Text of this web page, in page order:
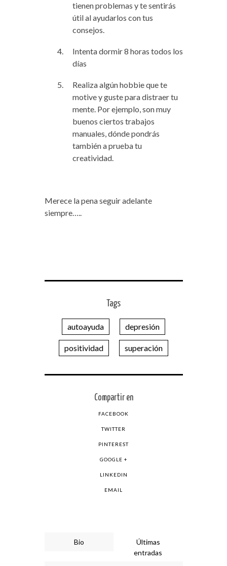
tienen problemas y te sentirás
útil al ayudarlos con tus
consejos.
Intenta dormir 8 horas todos los
días
Realiza algún hobbie que te
motive y guste para distraer tu
mente. Por ejemplo, son muy
buenos ciertos trabajos
manuales, dónde pondrás
también a prueba tu
creatividad.
Merece la pena seguir adelante
siempre…..
Tags
autoayuda depresión
positividad superación
Compartir en
FACEBOOK
TWITTER
PINTEREST
GOOGLE +
LINKEDIN
EMAIL
Bio
Últimas
entradas